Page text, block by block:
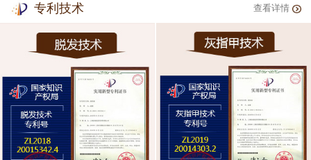
专利技术 查看详情